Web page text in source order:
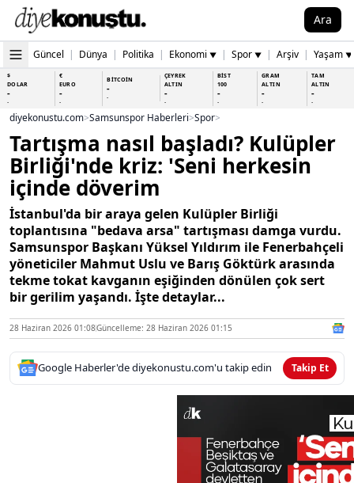
Ara
Güncel | Dünya | Politika | Ekonomi ▼ | Spor ▼ | Arşiv | Yaşam ▼
$
DOLAR
-
-
€
EURO
-
-
BİTCOİN
-
-
ÇEYREK
ALTIN
-
-
BİST
100
-
-
GRAM
ALTIN
-
-
TAM
ALTIN
-
-
diyekonustu.com>Samsunspor Haberleri>Spor>
Tartışma nasıl başladı? Kulüpler
Birliği'nde kriz: 'Seni herkesin
içinde döverim
İstanbul'da bir araya gelen Kulüpler Birliği
toplantısına "bedava arsa" tartışması damga vurdu.
Samsunspor Başkanı Yüksel Yıldırım ile Fenerbahçeli
yöneticiler Mahmut Uslu ve Barış Göktürk arasında
tekme tokat kavganın eşiğinden dönülen çok sert
bir gerilim yaşandı. İşte detaylar...
28 Haziran 2026 01:08Güncelleme: 28 Haziran 2026 01:15
Google Haberler'de diyekonustu.com'u takip edin Takip Et